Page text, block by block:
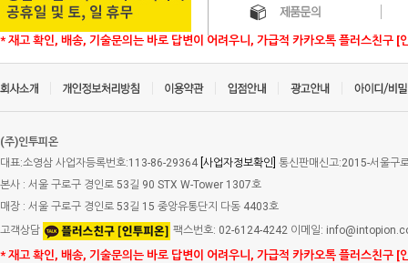
* 재고 확인, 배송, 기술문의는 바로 답변이 어려우니, 가급적 카카오톡 플러스친구 [
(주)인투피온
대표:소영삼 사업자등록번호:113-86-29364 [사업자정보확인] 통신판매신고:2015-서울구
본사 : 서울 구로구 경인로 53길 90 STX W-Tower 1307호
매장 : 서울 구로구 경인로 53길 15 중앙유통단지 다동 4403호
고객상담
팩스번호: 02-6124-4242 이메일:
* 재고 확인, 배송, 기술문의는 바로 답변이 어려우니, 가급적 카카오톡 플러스친구 [